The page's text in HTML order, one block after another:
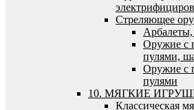
Стреляющее
Оружие с
пулями,
Оружие с
пулями
10. МЯГКИЕ
Классическая